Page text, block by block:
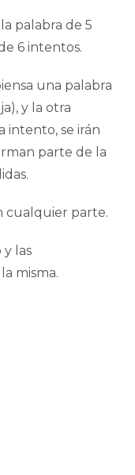
palabra de 5
6 intentos.
una palabra
y la otra
intento, se irán
parte de la
cualquier parte.
y las
misma.